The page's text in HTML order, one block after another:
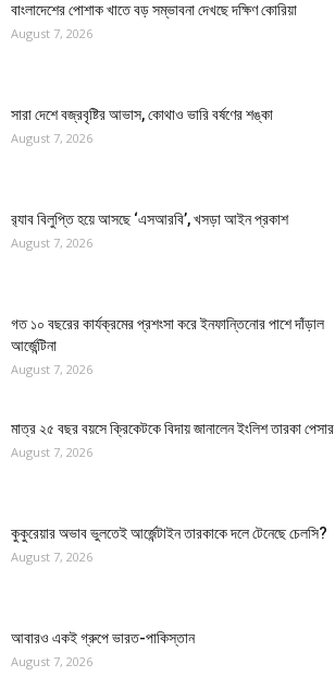
বাংলাদেশের পোশাক খাতে বড় সম্ভাবনা দেখছে দক্ষিণ কোরিয়া
August 7, 2026
সারা দেশে বজ্রবৃষ্টির আভাস, কোথাও ভারি বর্ষণের শঙ্কা
August 7, 2026
র‍্যাব বিলুপ্তি হয়ে আসছে ‘এসআরবি’, খসড়া আইন প্রকাশ
August 7, 2026
গত ১০ বছরের কার্যক্রমের প্রশংসা করে ইনফান্তিনোর পাশে দাঁড়াল
আর্জেন্টিনা
August 7, 2026
মাত্র ২৫ বছর বয়সে ক্রিকেটকে বিদায় জানালেন ইংলিশ তারকা পেসার
August 7, 2026
কুকুরেয়ার অভাব ভুলতেই আর্জেন্টাইন তারকাকে দলে টেনেছে চেলসি?
August 7, 2026
আবারও একই গ্রুপে ভারত-পাকিস্তান
August 7, 2026